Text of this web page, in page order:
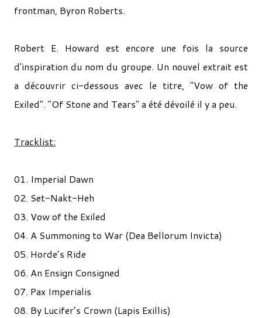
frontman, Byron Roberts.
Robert E. Howard est encore une fois la source
d'inspiration du nom du groupe. Un nouvel extrait est
a découvrir ci-dessous avec le titre, "Vow of the
Exiled". "Of Stone and Tears" a été dévoilé il y a peu.
Tracklist:
01. Imperial Dawn
02. Set-Nakt-Heh
03. Vow of the Exiled
04. A Summoning to War (Dea Bellorum Invicta)
05. Horde’s Ride
06. An Ensign Consigned
07. Pax Imperialis
08. By Lucifer’s Crown (Lapis Exillis)